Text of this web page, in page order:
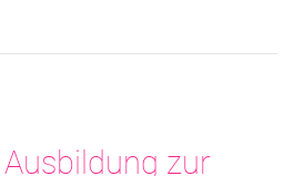
Ausbildung zur